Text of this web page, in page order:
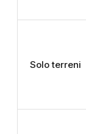
Solo terreni